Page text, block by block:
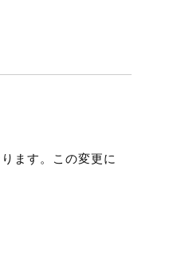
ます。この変更に